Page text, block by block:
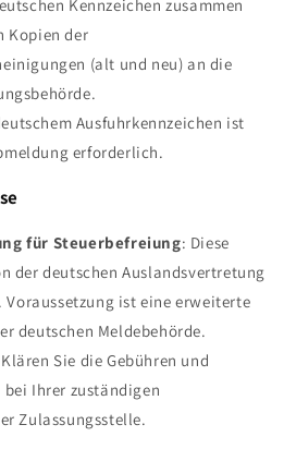
Kennzeichen zusammen
Kopien der
(alt und neu) an die
Ausfuhrkennzeichen ist
erforderlich.
für Steuerbefreiung: Diese
der deutschen Auslandsvertretung
ist eine erweiterte
deutschen Meldebehörde.
Sie die Gebühren und
Ihrer zuständigen
Zulassungsstelle.